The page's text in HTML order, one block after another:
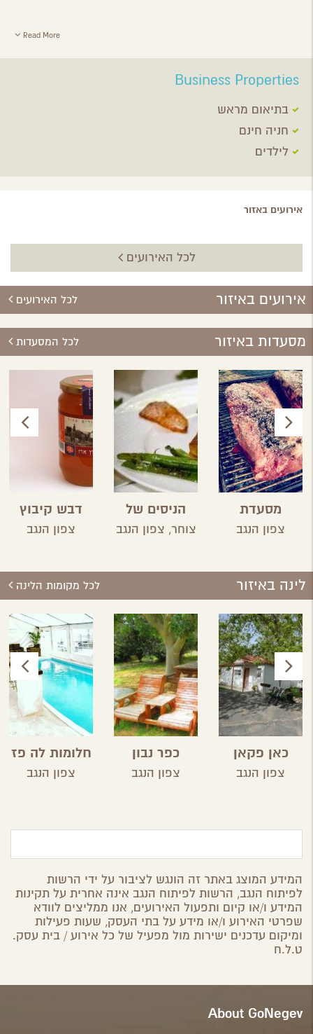
Read More
Business Properties
בתיאום מראש
חניה חינם
לילדים
אירועים באזור
לכל האירועים
אירועים באיזור לכל האירועים
מסעדות באיזור לכל המסעדות
מסעדת
פטגוניה
צפון הנגב
הניסים של
השף צוחר, צפון הנגב
דבש קיבוץ
ארז
צפון הנגב
לינה באיזור לכל מקומות הלינה
כאן פקאן
צפון הנגב
כפר נבון
צפון הנגב
חלומות לה פז
צפון הנגב
המידע המוצג באתר זה הונגש לציבור על ידי הרשות
לפיתוח הנגב, הרשות לפיתוח הנגב אינה אחרית על תקינות
המידע ו/או קיום ותפעול האירועים, אנו ממליצים לוודא
שפרטי האירוע ו/או מידע על בתי העסק, שעות פעילות
ומיקום עדכנים ישירות מול מפעיל של כל אירוע / בית עסק.
ט.ל.ח
About GoNegev